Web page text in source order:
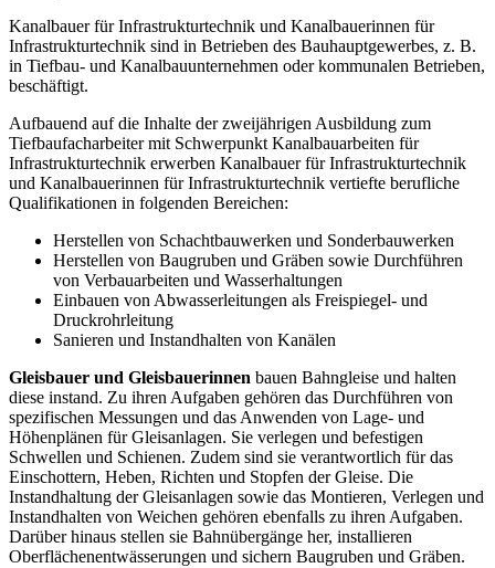
Kanalbauer für Infrastrukturtechnik und Kanalbauerinnen für
Infrastrukturtechnik sind in Betrieben des Bauhauptgewerbes, z. B.
in Tiefbau- und Kanalbauunternehmen oder kommunalen Betrieben,
beschäftigt.
Aufbauend auf die Inhalte der zweijährigen Ausbildung zum
Tiefbaufacharbeiter mit Schwerpunkt Kanalbauarbeiten für
Infrastrukturtechnik erwerben Kanalbauer für Infrastrukturtechnik
und Kanalbauerinnen für Infrastrukturtechnik vertiefte berufliche
Qualifikationen in folgenden Bereichen:
Herstellen von Schachtbauwerken und Sonderbauwerken
Herstellen von Baugruben und Gräben sowie Durchführen
von Verbauarbeiten und Wasserhaltungen
Einbauen von Abwasserleitungen als Freispiegel- und
Druckrohrleitung
Sanieren und Instandhalten von Kanälen
Gleisbauer und Gleisbauerinnen bauen Bahngleise und halten
diese instand. Zu ihren Aufgaben gehören das Durchführen von
spezifischen Messungen und das Anwenden von Lage- und
Höhenplänen für Gleisanlagen. Sie verlegen und befestigen
Schwellen und Schienen. Zudem sind sie verantwortlich für das
Einschottern, Heben, Richten und Stopfen der Gleise. Die
Instandhaltung der Gleisanlagen sowie das Montieren, Verlegen und
Instandhalten von Weichen gehören ebenfalls zu ihren Aufgaben.
Darüber hinaus stellen sie Bahnübergänge her, installieren
Oberflächenentwässerungen und sichern Baugruben und Gräben.